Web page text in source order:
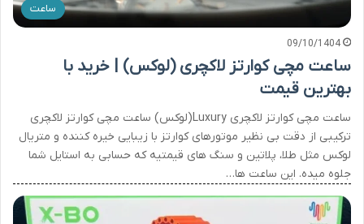
ساعت
09/10/1404
ساعت مچی کوارتز لاکچری (لوکس) | خرید با
بهترین قیمت
ساعت مچی کوارتز لاکچری Luxury(لوکس) ساعت مچی کوارتز لاکچری
ترکیبی از دقت بی نظیر موتورهای کوارتز با زیبایی خیره کننده و متریال
لوکس مثل طلا، پلاتین و سنگ های قیمتیه که حسابی به استایل شما
جلوه میده. این ساعت ها…